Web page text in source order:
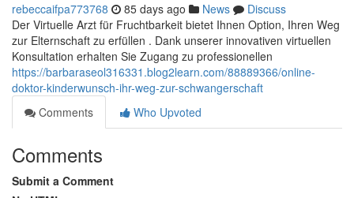
rebeccaifpa773768 85 days ago News
Discuss
Der Virtuelle Arzt für Fruchtbarkeit bietet Ihnen Option, Ihren Weg
zur Elternschaft zu erfüllen . Dank unserer innovativen virtuellen
Konsultation erhalten Sie Zugang zu professionellen
https://barbaraseol316331.blog2learn.com/88889366/online-
doktor-kinderwunsch-ihr-weg-zur-schwangerschaft
Comments
Who Upvoted
Comments
Submit a Comment